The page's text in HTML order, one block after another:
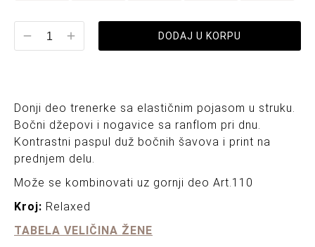
DODAJ U KORPU
Donji deo trenerke sa elastičnim pojasom u struku.
Bočni džepovi i nogavice sa ranflom pri dnu.
Kontrastni paspul duž bočnih šavova i print na
prednjem delu.
Može se kombinovati uz gornji deo Art.110
Kroj: Relaxed
TABELA VELIČINA ŽENE